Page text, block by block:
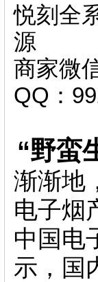
悦刻全
源
商家微
QQ：
“野蛮
渐渐地
电子烟
中国电
示，国